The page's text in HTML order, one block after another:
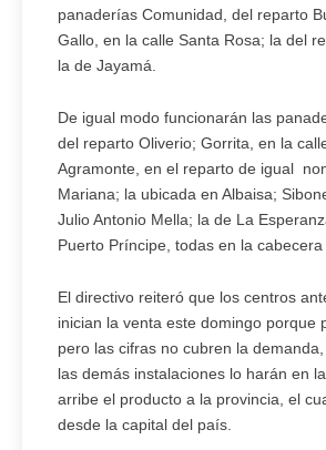
panaderías Comunidad, del reparto
Gallo, en la calle Santa Rosa; la del
la de Jayamá.
De igual modo funcionarán las
del reparto Oliverio; Gorrita, en la
Agramonte, en el reparto de igual
Mariana; la ubicada en Albaisa;
Julio Antonio Mella; la de La
Puerto Príncipe, todas en la cabecera
El directivo reiteró que los centros
inician la venta este domingo porque
pero las cifras no cubren la
las demás instalaciones lo harán en
arribe el producto a la provincia, el
desde la capital del país.